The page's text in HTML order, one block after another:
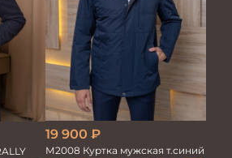
19 900 ₽
М2008 Куртка мужская т.синий